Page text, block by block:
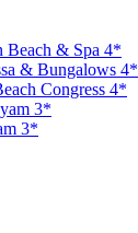
Beach & Spa 4*
& Bungalows 4*
Congress 4*
3*
3*